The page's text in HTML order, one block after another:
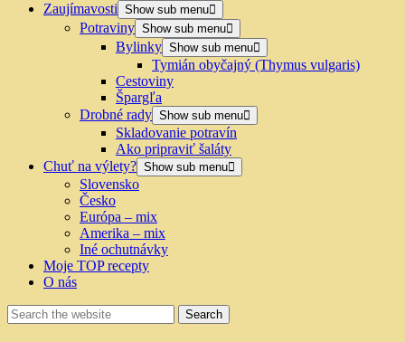
Zaujímavosti Show sub menu
Potraviny Show sub menu
Bylinky Show sub menu
Tymián obyčajný (Thymus vulgaris)
Cestoviny
Špargľa
Drobné rady Show sub menu
Skladovanie potravín
Ako pripraviť šaláty
Chuť na výlety? Show sub menu
Slovensko
Česko
Európa – mix
Amerika – mix
Iné ochutnávky
Moje TOP recepty
O nás